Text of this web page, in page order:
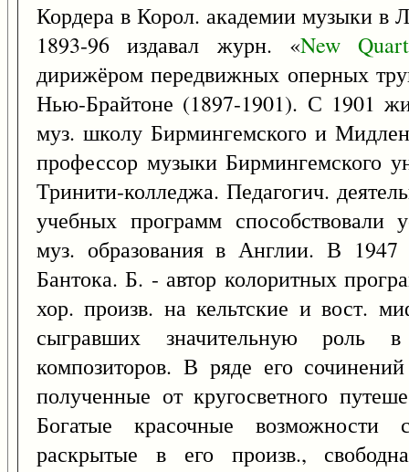
Кордера в Корол. академии музыки в
1893-96 издавал журн. «New
дирижёром передвижных оперных
Нью-Брайтоне (1897-1901). С 1901
муз. школу Бирмингемского и
профессор музыки Бирмингемского
Тринити-колледжа. Педагогич.
учебных программ способствовали
муз. образования в Англии. В
Бантока. Б. - автор колоритных
хор. произв. на кельтские и вост.
сыгравших значительную роль
композиторов. В ряде его
полученные от кругосветного
Богатые красочные возможности
раскрытые в его произв.,